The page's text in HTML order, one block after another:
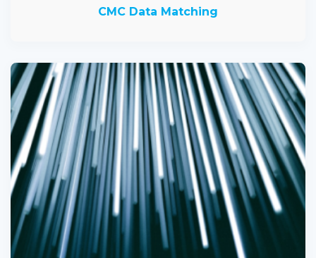
CMC Data Matching